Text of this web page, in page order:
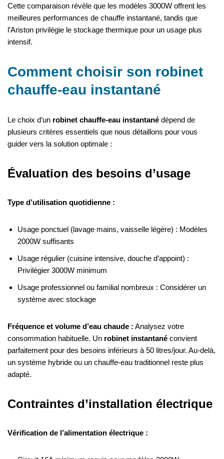
Cette comparaison révèle que les modèles 3000W offrent les
meilleures performances de chauffe instantané, tandis que
l’Ariston privilégie le stockage thermique pour un usage plus
intensif.
Comment choisir son robinet
chauffe-eau instantané
Le choix d’un robinet chauffe-eau instantané dépend de
plusieurs critères essentiels que nous détaillons pour vous
guider vers la solution optimale :
Évaluation des besoins d’usage
Type d’utilisation quotidienne :
Usage ponctuel (lavage mains, vaisselle légère) : Modèles
2000W suffisants
Usage régulier (cuisine intensive, douche d’appoint) :
Privilégier 3000W minimum
Usage professionnel ou familial nombreux : Considérer un
système avec stockage
Fréquence et volume d’eau chaude : Analysez votre
consommation habituelle. Un robinet instantané convient
parfaitement pour des besoins inférieurs à 50 litres/jour. Au-delà,
un système hybride ou un chauffe-eau traditionnel reste plus
adapté.
Contraintes d’installation électrique
Vérification de l’alimentation électrique :